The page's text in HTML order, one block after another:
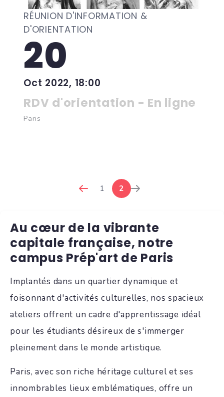
RÉUNION D'INFORMATION &
D'ORIENTATION
20
Oct 2022, 18:00
RDV d'orientation - En ligne
Paris
1 2
Au cœur de la vibrante
capitale française, notre
campus Prép'art de Paris
Implantés dans un quartier dynamique et
foisonnant d'activités culturelles, nos spacieux
ateliers offrent un cadre d'apprentissage idéal
pour les étudiants désireux de s'immerger
pleinement dans le monde artistique.
Paris, avec son riche héritage culturel et ses
innombrables lieux emblématiques, offre un